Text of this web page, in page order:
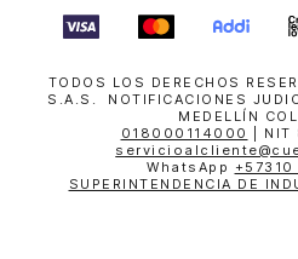
TODOS LOS DERECHOS
S.A.S. NOTIFICACIONES
MEDELLÍN
018000114000
|
WhatsApp
SUPERINTENDENCIA DE